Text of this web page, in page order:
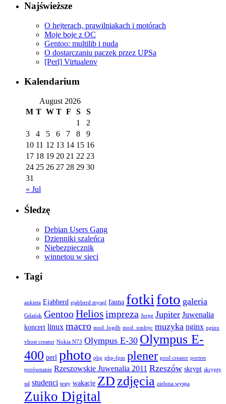
Najświeższe
O hejterach, prawilniakach i motórach
Moje boje z OC
Gentoo: multilib i nuda
O dostarczaniu paczek przez UPSa
[Perl] Virtualenv
Kalendarium
August 2026
M T W T F S S
« Jul
1
2
3
4 5 6 7 8
9
10 11 12 13 14 15 16
17 18 19 20 21 22 23
24 25 26 27 28 29 30
31
Śledzę
Debian Users Gang
Dzienniki szaleńca
Niebezpiecznik
winnetou w sieci
Tagi
ankieta Ejabberd ejabberd mysql fauna fotki foto galeria
Gdańsk GentooHeliosimpreza Jorge Jupiter Juwenalia
koncert linux macro mod_logdb mod_xmlrpc muzyka nginx nginx
vhost creator Nokia N73 Olympus E-30 Olympus E-
400 perl photo php php-fpm plener pool creator portret
porównanie Rzeszowskie Juwenalia 2011 Rzeszów skrypt skrypty
ssl studenci testy wakacje ZDzdjęcia zielona wyspa
Zuiko Digital